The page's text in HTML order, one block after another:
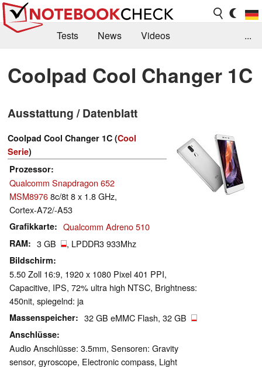
Tests News
Videos
Kaufberatung
Deals Suche
Jobs
Forum
...
Coolpad Cool Changer 1C
Ausstattung / Datenblatt
Coolpad Cool Changer 1C (Cool
Serie)
Prozessor
Qualcomm Snapdragon 652
MSM89768c/8t 8 x 1.8 GHz,
Cortex-A72/-A53
Grafikkarte Qualcomm Adreno 510
RAM 3 GB , LPDDR3 933Mhz
Bildschirm
5.50 Zoll 16:9, 1920 x 1080 Pixel 401 PPI,
Capacitive, IPS, 72% ultra high NTSC, Brightness:
450nit, spiegelnd: ja
Massenspeicher 32 GB eMMC Flash, 32 GB
Anschlüsse
Audio Anschlüsse: 3.5mm, Sensoren: Gravity
sensor, gyroscope, Electronic compass, Light